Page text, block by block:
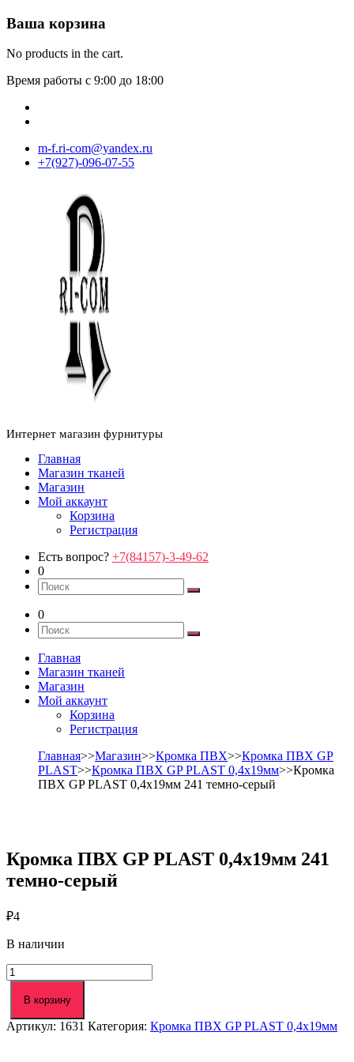
Ваша корзина
No products in the cart.
Время работы с 9:00 до 18:00
m-f.ri-com@yandex.ru
+7(927)-096-07-55
Интернет магазин фурнитуры
Главная
Магазин тканей
Магазин
Мой аккаунт
Корзина
Регистрация
Есть вопрос? +7(84157)-3-49-62
0
0
Главная
Магазин тканей
Магазин
Мой аккаунт
Корзина
Регистрация
Главная>>Магазин>>Кромка ПВХ>>Кромка ПВХ GP
PLAST>>Кромка ПВХ GP PLAST 0,4х19мм>>Кромка
ПВХ GP PLAST 0,4х19мм 241 темно-серый
Кромка ПВХ GP PLAST 0,4х19мм 241
темно-серый
₽4
В наличии
Количество
товара
Кромка
GP
В корзину
Артикул: 1631 Категория: Кромка ПВХ GP PLAST 0,4х19мм